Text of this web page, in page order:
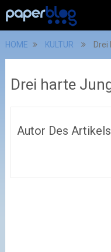
HOME KULTUR
Drei harte
Autor Des